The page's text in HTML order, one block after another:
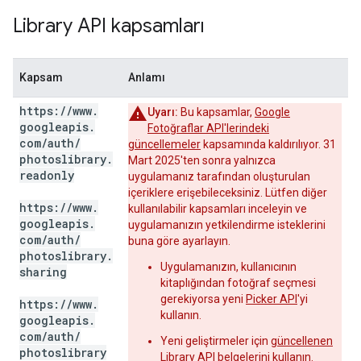
Library API kapsamları
Kapsam Anlamı
https: //www.
googleapis.
com/auth/
photoslibrary.
readonly
https: //www.
googleapis.
com/auth/
photoslibrary.
sharing
https: //www.
googleapis.
com/auth/
photoslibrary
Uyarı: Bu kapsamlar, Google
Fotoğraflar API'lerindeki
güncellemeler kapsamında kaldırılıyor. 31
Mart 2025'ten sonra yalnızca
uygulamanız tarafından oluşturulan
içeriklere erişebileceksiniz. Lütfen diğer
kullanılabilir kapsamları inceleyin ve
uygulamanızın yetkilendirme isteklerini
buna göre ayarlayın.
Uygulamanızın, kullanıcının
kitaplığından fotoğraf seçmesi
gerekiyorsa yeni Picker API 'yi
kullanın.
Yeni geliştirmeler için güncellenen
Library API belgelerini kullanın.